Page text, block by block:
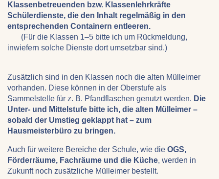
Klassenbetreuenden bzw. Klassenlehrkräfte
Schülerdienste, die den Inhalt regelmäßig in den
entsprechenden Containern entleeren.
(Für die Klassen 1–5 bitte ich um Rückmeldung,
inwiefern solche Dienste dort umsetzbar sind.)
Zusätzlich sind in den Klassen noch die alten Mülleimer
vorhanden. Diese können in der Oberstufe als
Sammelstelle für z. B. Pfandflaschen genutzt werden. Die
Unter- und Mittelstufe bitte ich, die alten Mülleimer –
sobald der Umstieg geklappt hat – zum
Hausmeisterbüro zu bringen.
Auch für weitere Bereiche der Schule, wie die OGS,
Förderräume, Fachräume und die Küche, werden in
Zukunft noch zusätzliche Mülleimer bestellt.